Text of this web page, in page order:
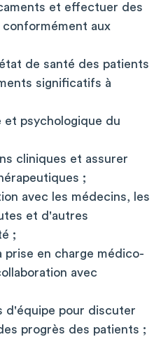
et effectuer des
aux
de santé des patients
significatifs à
et psychologique du
cliniques et assurer
;
avec les médecins, les
et d'autres
;
prise en charge médico-
avec
d'équipe pour discuter
progrès des patients ;